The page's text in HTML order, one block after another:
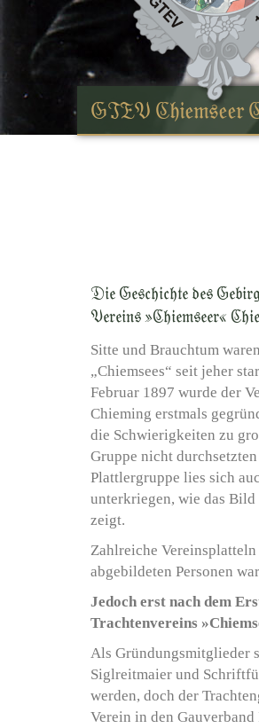
GTEV Chiemseer
Die Geschichte des
Vereins »Chiemseer«
Sitte und Brauchtum
„Chiemsees“ seit jeher
Februar 1897 wurde der
Chieming erstmals
die Schwierigkeiten zu
Gruppe nicht
Plattlergruppe lies sich
unterkriegen, wie das Bild
zeigt.
Zahlreiche
abgebildeten Personen
Jedoch erst nach dem
Trachtenvereins
Als Gründungsmitglieder
Siglreitmaier und
werden, doch der
Verein in den